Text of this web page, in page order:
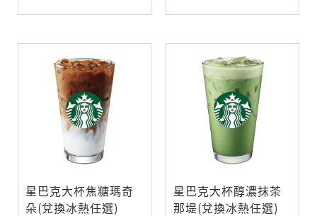
星巴克大杯焦糖瑪奇
朵(兌換冰熱任選)
星巴克大杯醇濃抹茶
那堤(兌換冰熱任選)